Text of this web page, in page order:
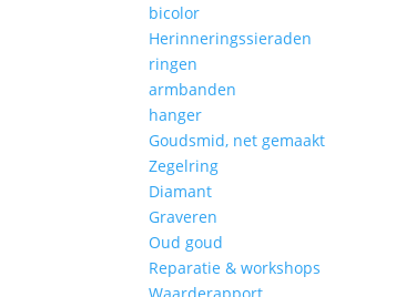
bicolor
Herinneringssieraden
ringen
armbanden
hanger
Goudsmid, net gemaakt
Zegelring
Diamant
Graveren
Oud goud
Reparatie & workshops